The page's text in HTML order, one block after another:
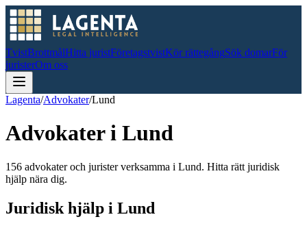
TvistBrottmålHitta juristFöretagstvistKör rättegångSök domarFör
juristerOm oss
Lagenta/Advokater/Lund
Advokater i Lund
156 advokater och jurister verksamma i Lund. Hitta rätt juridisk
hjälp nära dig.
Juridisk hjälp i Lund